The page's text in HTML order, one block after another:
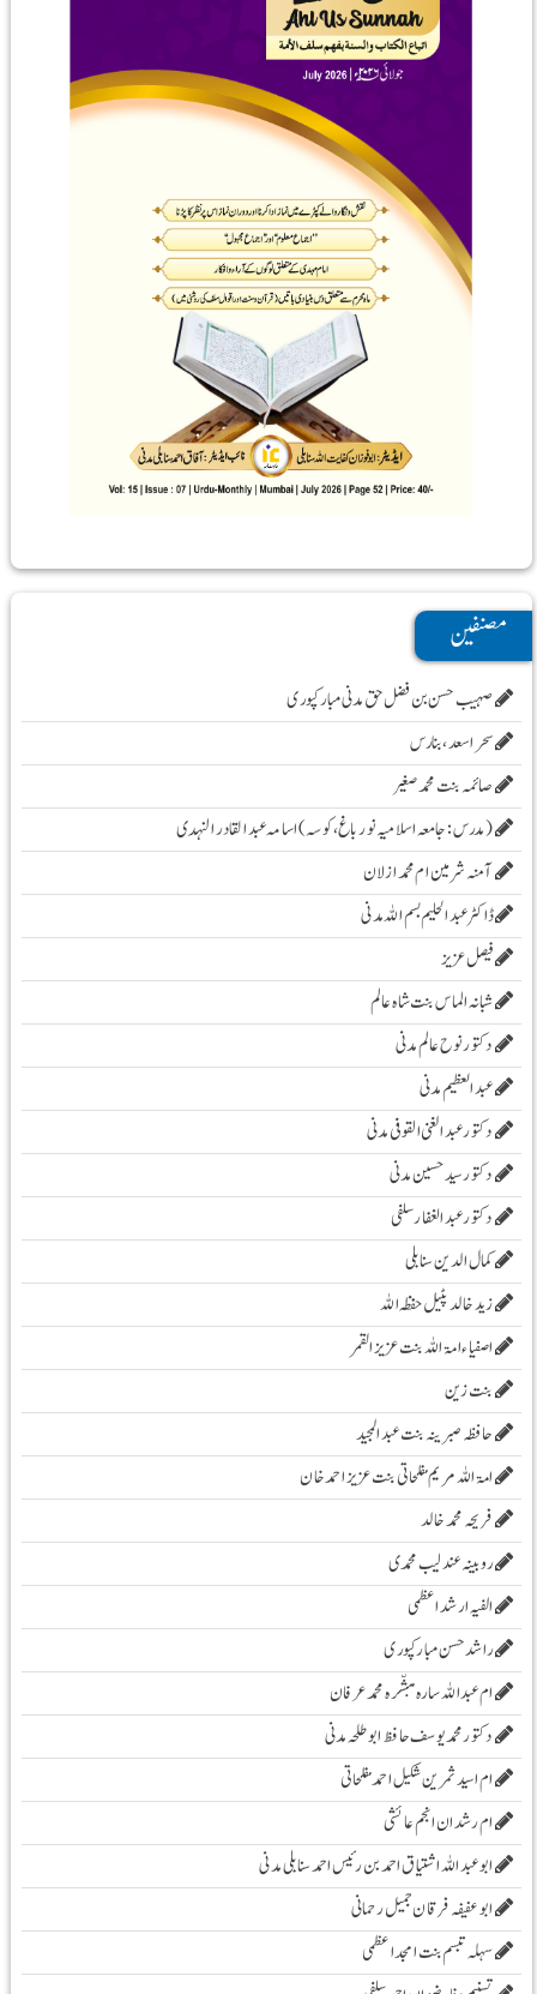
مصنفین
صہیب حسن بن فضل حق مدنی مبارکپوری
سحر اسعد ،بنارس
صائمہ بنت محمد صغیر
( مدرس :جامعہ اسلامیہ نور باغ، کوسہ )اسامہ عبد القادر النہدی
آمنہ شرمین ام محمد ازلان
ڈاکٹر عبد الحلیم بسم اللہ مدنی
فیصل عزیز
شبانہ الماس بنت شاہ عالم
دکتور نوح عالم مدنی
عبد العظیم مدنی
دکتور عبد الغنی القوفی مدنی
دکتور سید حسین مدنی
دکتور عبدالغفار سلفی
کمال الدین سنابلی
زیدخالد پٹیل حفظہ اللہ
اصفیاء امۃ اللہ بنت عزیز القمر
بنت زین
حافظہ صبرینہ بنت عبد المجید
امۃ اللہ مریم مفلحاتی بنت عزیز احمد خان
فریحہ محمد خالد
روبینہ عندلیب محمدی
الفیہ ارشد اعظمی
راشد حسن مبارکپوری
ام عبداللہ سارہ مبشّرہ محمد عرفان
دکتور محمد یوسف حافظ ابو طلحہ مدنی
ام اسید ثمرین شکیل احمد مفلحاتی
ام رشدان انجم عائشی
ابو عبد اللہ اشتیاق احمد بن رئیس احمد سنابلی مدنی
ابو عفیفہ فرقان جمیل رحمانی
سہلہ تبسم بنت امجد اعظمی